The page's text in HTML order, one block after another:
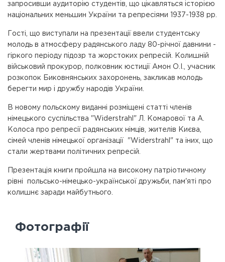
запросивши аудиторію студентів, що цікавляться історією
національних меньшин України та репресіями 1937-1938 рр.
Гості, що виступали на презентації ввели студентську
молодь в атмосферу радянського ладу 80-річної давнини -
гіркого періоду підозр та жорстоких репресій. Колишній
військовий прокурор, полковник юстиції Амон О.І., учасник
розкопок Биковнянських захоронень, закликав молодь
берегти мир і дружбу народів України.
В новому польскому виданні розміщені статті членів
німецького суспільства "Widerstrahl" Л. Комарової та А.
Колоса про репресії радянських німців, жителів Києва,
сімей членів німецької організації "Widerstrahl" та іних, що
стали жертвами політичних репресій.
Презентація книги пройшла на високому патріотичному
рівні польсько-німецько-української дружьби, пам'яті про
колишнє заради майбутнього.
Фотографії